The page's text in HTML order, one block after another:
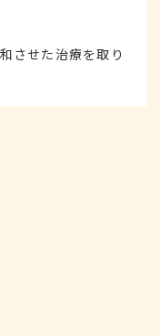
させた治療を取り